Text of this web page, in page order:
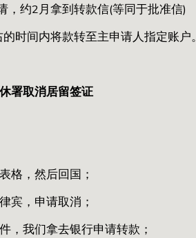
，约2月拿到转款信(等同于批准信)
时间内将款转至主申请人指定账户。
署取消居留签证
格，然后回国；
宾，申请取消；
，我们拿去银行申请转款；